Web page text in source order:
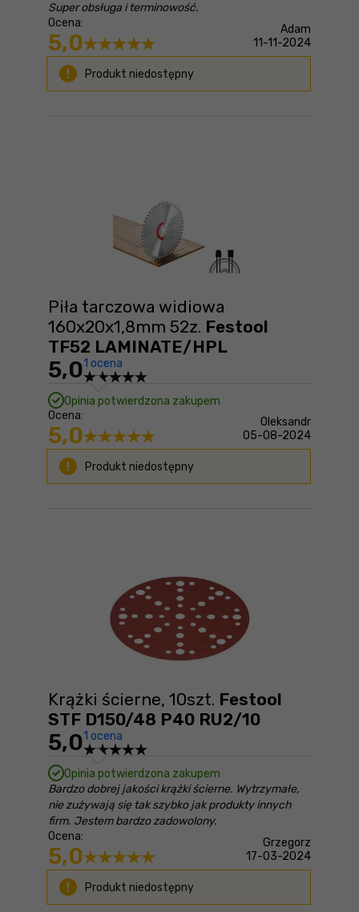
Super obsługa i terminowość.
Ocena:
5,0
Adam
11-11-2024
Produkt niedostępny
Piła tarczowa widiowa
160x20x1,8mm 52z. Festool
TF52 LAMINATE/HPL
5,01 ocena
Opinia potwierdzona zakupem
Ocena:
5,0
Oleksandr
05-08-2024
Produkt niedostępny
Krążki ścierne, 10szt. Festool
STF D150/48 P40 RU2/10
5,01 ocena
Opinia potwierdzona zakupem
Bardzo dobrej jakości krążki ścierne. Wytrzymałe,
nie zużywają się tak szybko jak produkty innych
firm. Jestem bardzo zadowolony.
Ocena:
5,0
Grzegorz
17-03-2024
Produkt niedostępny